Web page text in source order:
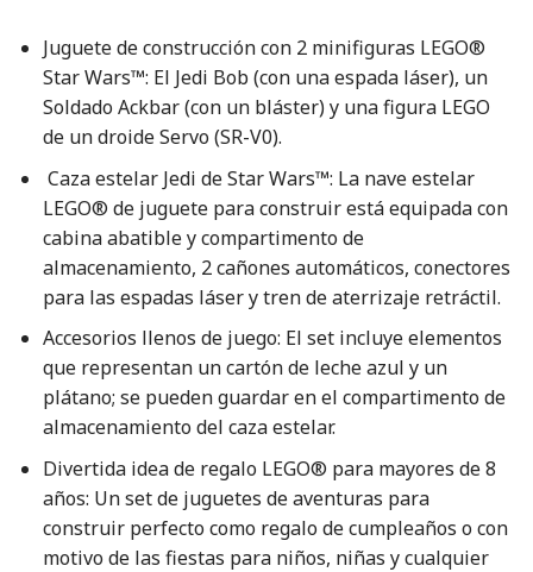
Juguete de construcción con 2 minifiguras LEGO®
Star Wars™: El Jedi Bob (con una espada láser), un
Soldado Ackbar (con un bláster) y una figura LEGO
de un droide Servo (SR-V0).
Caza estelar Jedi de Star Wars™: La nave estelar
LEGO® de juguete para construir está equipada con
cabina abatible y compartimento de
almacenamiento, 2 cañones automáticos, conectores
para las espadas láser y tren de aterrizaje retráctil.
Accesorios llenos de juego: El set incluye elementos
que representan un cartón de leche azul y un
plátano; se pueden guardar en el compartimento de
almacenamiento del caza estelar.
Divertida idea de regalo LEGO® para mayores de 8
años: Un set de juguetes de aventuras para
construir perfecto como regalo de cumpleaños o con
motivo de las fiestas para niños, niñas y cualquier